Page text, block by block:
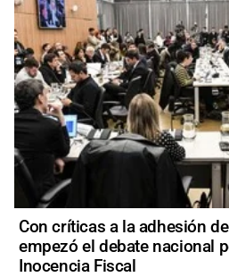
Con críticas a la adhesión
empezó el debate nacional
Inocencia Fiscal